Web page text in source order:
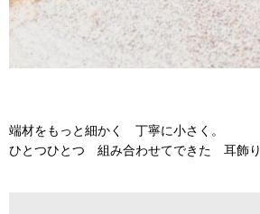
端材をもっと細かく 丁寧に小さく。
ひとつひとつ 組み合わせてできた 耳飾り